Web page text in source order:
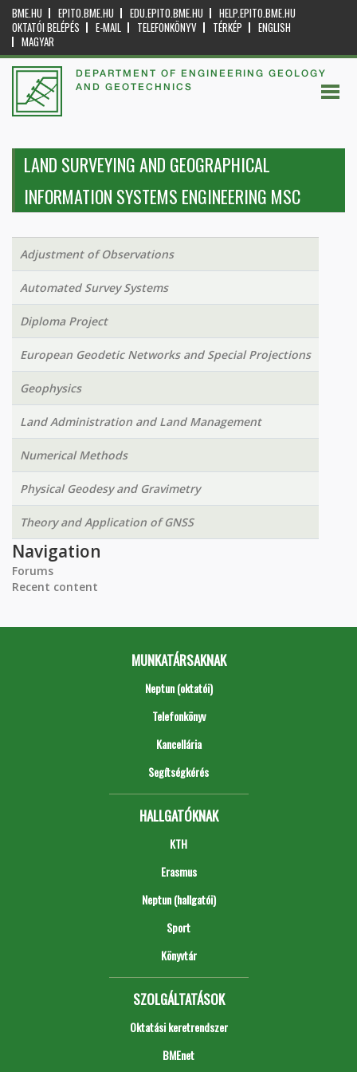
BME.HU EPITO.BME.HU EDU.EPITO.BME.HU
HELP.EPITO.BME.HU
OKTATÓI BELÉPÉS
E-MAIL TELEFONKÖNYV TÉRKÉP
ENGLISH
MAGYAR
DEPARTMENT OF ENGINEERING GEOLOGY
AND GEOTECHNICS
LAND SURVEYING AND GEOGRAPHICAL
INFORMATION SYSTEMS ENGINEERING MSC
Adjustment of Observations
Automated Survey Systems
Diploma Project
European Geodetic Networks and Special Projections
Geophysics
Land Administration and Land Management
Numerical Methods
Physical Geodesy and Gravimetry
Theory and Application of GNSS
Navigation
Forums
Recent content
MUNKATÁRSAKNAK
Neptun (oktatói)
Telefonkönyv
Kancellária
Segítségkérés
HALLGATÓKNAK
KTH
Erasmus
Neptun (hallgatói)
Sport
Könyvtár
SZOLGÁLTATÁSOK
Oktatási keretrendszer
BMEnet